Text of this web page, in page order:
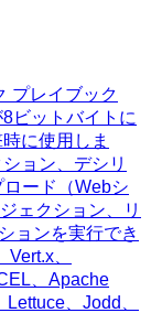
プレイブック
ビットバイトに
に使用しま
ョン、デシリ
ード（Webシ
ェクション、リ
ョンを実行でき
、
、Apache
、Jodd、